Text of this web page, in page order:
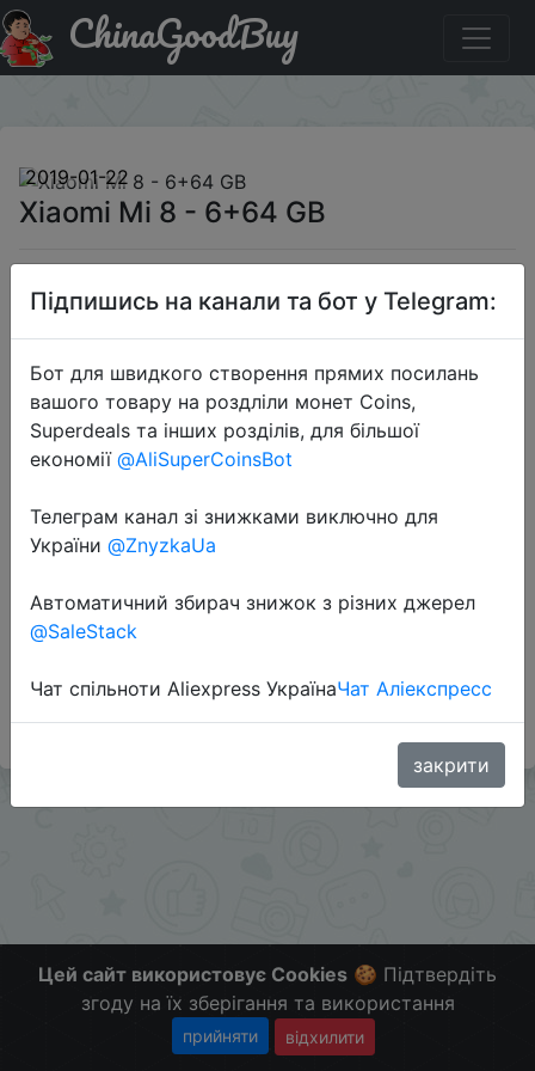
Придбати по знижці GBMP9KI6 Xiaomi Mi 8 - 6+64 GB
ChinaGoodBuy
2019-01-22
Xiaomi Mi 8 - 6+64 GB
$358.19
Промокод: "GBMP9KI6"
Перейти до магазину
Додаткова інформація відсутня.
Слідкуйте за знижками на мобільному, в телеграм
ZnyzhkaUA
Цей сайт використовує Cookies 🍪 Підтвердіть
згоду на їх зберігання та використання
прийняти відхилити
Підпишись на канали та бот у Telegram:
Бот для швидкого створення прямих посилань
вашого товару на роздліли монет Coins,
Superdeals та інших розділів, для більшої
економії @AliSuperCoinsBot
Телеграм канал зі знижками виключно для
України @ZnyzkaUa
Автоматичний збирач знижок з різних джерел
@SaleStack
Чат спільноти Aliexpress УкраїнаЧат Аліекспресс
закрити